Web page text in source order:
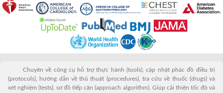
Chuyên về công cụ hỗ trợ thực hành (tools), cập nhật phác đồ điều trị
(protocols), hướng dẫn về thủ thuật (procedures), tra cứu về thuốc (drugs) và
xét nghiệm (tests), sơ đồ tiếp cận (approach algorithm). Giúp cải thiện tốc độ và